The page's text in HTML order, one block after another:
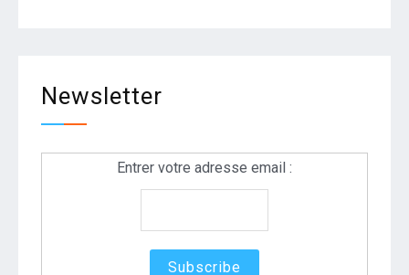
Newsletter
Entrer votre adresse email :